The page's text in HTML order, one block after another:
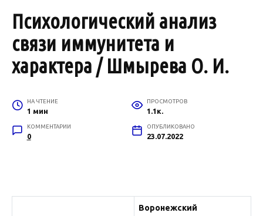
Психологический анализ
связи иммунитета и
характера / Шмырева О. И.
НА ЧТЕНИЕ
1 мин
ПРОСМОТРОВ
1.1к.
КОММЕНТАРИИ
0
ОПУБЛИКОВАНО
23.07.2022
Воронежский